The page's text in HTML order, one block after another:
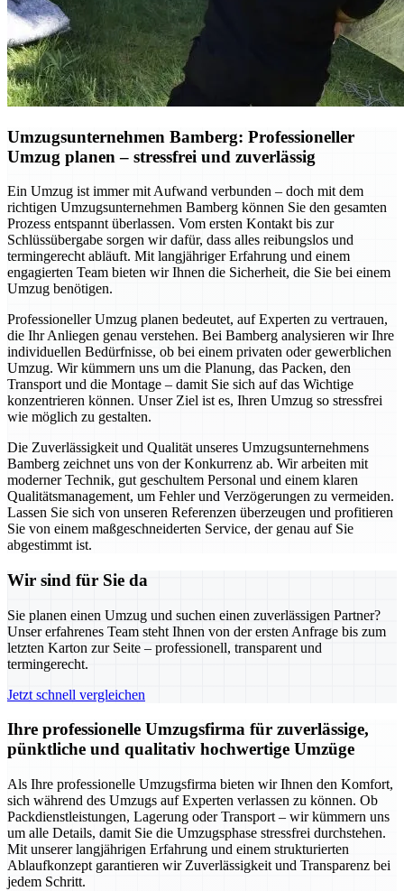
Umzugsunternehmen Bamberg: Professioneller
Umzug planen – stressfrei und zuverlässig
Ein Umzug ist immer mit Aufwand verbunden – doch mit dem
richtigen Umzugsunternehmen Bamberg können Sie den gesamten
Prozess entspannt überlassen. Vom ersten Kontakt bis zur
Schlüssübergabe sorgen wir dafür, dass alles reibungslos und
termingerecht abläuft. Mit langjähriger Erfahrung und einem
engagierten Team bieten wir Ihnen die Sicherheit, die Sie bei einem
Umzug benötigen.
Professioneller Umzug planen bedeutet, auf Experten zu vertrauen,
die Ihr Anliegen genau verstehen. Bei Bamberg analysieren wir Ihre
individuellen Bedürfnisse, ob bei einem privaten oder gewerblichen
Umzug. Wir kümmern uns um die Planung, das Packen, den
Transport und die Montage – damit Sie sich auf das Wichtige
konzentrieren können. Unser Ziel ist es, Ihren Umzug so stressfrei
wie möglich zu gestalten.
Die Zuverlässigkeit und Qualität unseres Umzugsunternehmens
Bamberg zeichnet uns von der Konkurrenz ab. Wir arbeiten mit
moderner Technik, gut geschultem Personal und einem klaren
Qualitätsmanagement, um Fehler und Verzögerungen zu vermeiden.
Lassen Sie sich von unseren Referenzen überzeugen und profitieren
Sie von einem maßgeschneiderten Service, der genau auf Sie
abgestimmt ist.
Wir sind für Sie da
Sie planen einen Umzug und suchen einen zuverlässigen Partner?
Unser erfahrenes Team steht Ihnen von der ersten Anfrage bis zum
letzten Karton zur Seite – professionell, transparent und
termingerecht.
Jetzt schnell vergleichen
Ihre professionelle Umzugsfirma für zuverlässige,
pünktliche und qualitativ hochwertige Umzüge
Als Ihre professionelle Umzugsfirma bieten wir Ihnen den Komfort,
sich während des Umzugs auf Experten verlassen zu können. Ob
Packdienstleistungen, Lagerung oder Transport – wir kümmern uns
um alle Details, damit Sie die Umzugsphase stressfrei durchstehen.
Mit unserer langjährigen Erfahrung und einem strukturierten
Ablaufkonzept garantieren wir Zuverlässigkeit und Transparenz bei
jedem Schritt.